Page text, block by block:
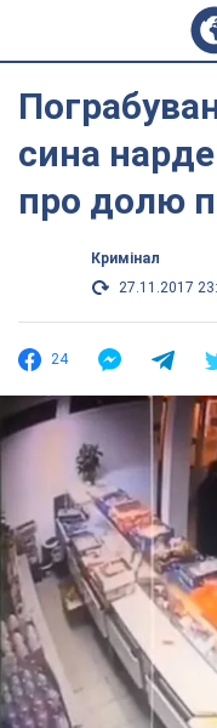
сина
про долю
Кримінал
27.11.2017
24